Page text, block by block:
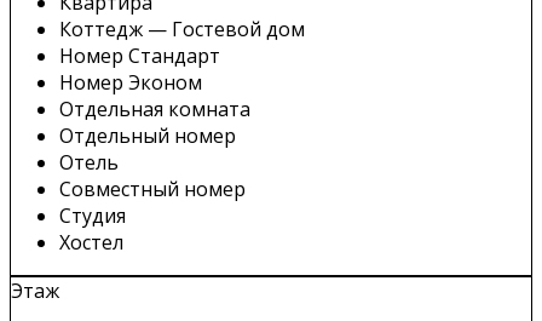
Коттедж — Гостевой дом
Номер Стандарт
Номер Эконом
Отдельная комната
Отдельный номер
Отель
Совместный номер
Студия
Хостел
Этаж